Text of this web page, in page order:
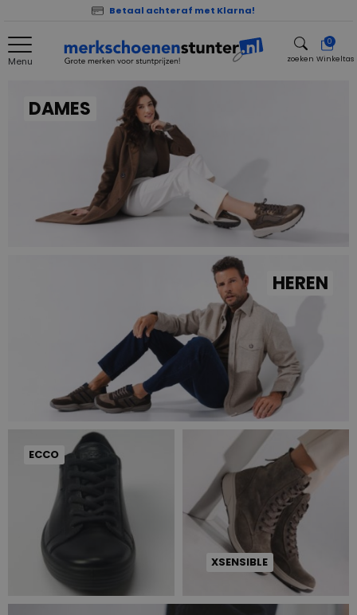
Betaal achteraf met Klarna!
Menu zoeken
0
Winkeltas
DAMES
HEREN
ECCO
XSENSIBLE